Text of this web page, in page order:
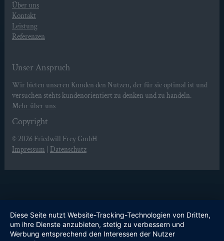
Über uns
Kontakt
Leistung
Referenzen
Unser Anspruch
Wir bieten unseren Kunden den Nutzen, der für sie optimal ist und
versuchen stehts kundenorientiert zu denken und zu handeln.
Mehr über uns
Copyright
© 2026 Friedwill Frey GmbH
Impressum
Datenschutz
Diese Seite nutzt Website-Tracking-Technologien von Dritten,
um ihre Dienste anzubieten, stetig zu verbessern und
Werbung entsprechend den Interessen der Nutzer